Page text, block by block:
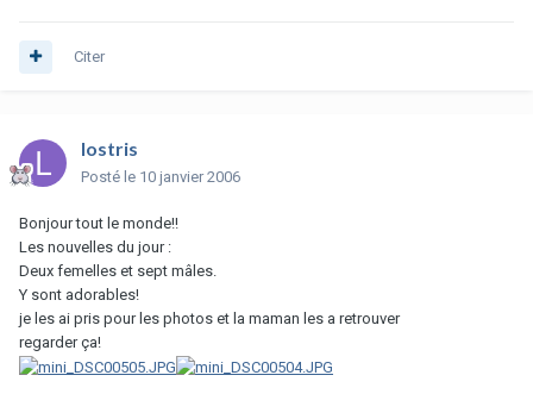
Citer
lostris
Posté le 10 janvier 2006
Bonjour tout le monde!!
Les nouvelles du jour :
Deux femelles et sept mâles.
Y sont adorables!
je les ai pris pour les photos et la maman les a retrouver
regarder ça!